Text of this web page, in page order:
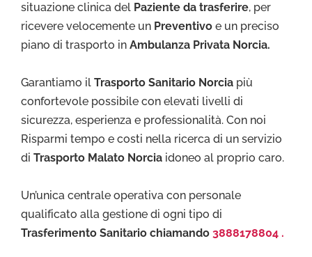
situazione clinica del Paziente da trasferire, per
ricevere velocemente un Preventivo e un preciso
piano di trasporto in Ambulanza Privata Norcia.
Garantiamo il Trasporto Sanitario Norcia più
confortevole possibile con elevati livelli di
sicurezza, esperienza e professionalità. Con noi
Risparmi tempo e costi nella ricerca di un servizio
di Trasporto Malato Norcia idoneo al proprio caro.
Un’unica centrale operativa con personale
qualificato alla gestione di ogni tipo di
Trasferimento Sanitario chiamando 3888178804 .